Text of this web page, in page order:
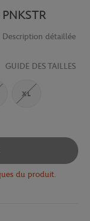
Description détaillée
GUIDE DES TAILLES
XL
du produit.